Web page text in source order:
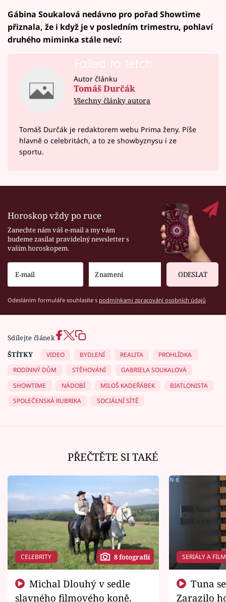
Gábina Soukalová nedávno pro pořad Showtime
přiznala, že i když je v posledním trimestru, pohlaví
druhého miminka stále neví:
Failed to fetch
Autor článku
Tomáš Durčák
Všechny články autora
Tomáš Durčák je redaktorem webu Prima ženy. Píše
hlavně o celebritách, a to ze showbyznysu i ze
sportu.
Horoskop vždy po ruce
Zanechte nám váš e-mail a my vám
budeme zasílat pravidelný newsletter s
vaším horoskopem.
ODESLAT
Odesláním formuláře souhlasíte s podmínkami zpracování osobních údajů
Sdílejte článek
ŠTÍTKY
VIDEO BYDLENÍ REALITA
PROHLÍDKA
RODINNÝ DŮM
STĚHOVÁNÍ
GABRIELA SOUKALOVÁ
SHOWTIME
NÁDOBÍ MILOŠ KADEŘÁBEK
BIATLONISTA
SPOLEČENSKÁ RUBRIKA
SOCIÁLNÍ SÍTĚ
PŘEČTĚTE SI TAKÉ
CELEBRITY 8 fotografií
slavného filmového koně.
SERIÁLY A
Zarazilo